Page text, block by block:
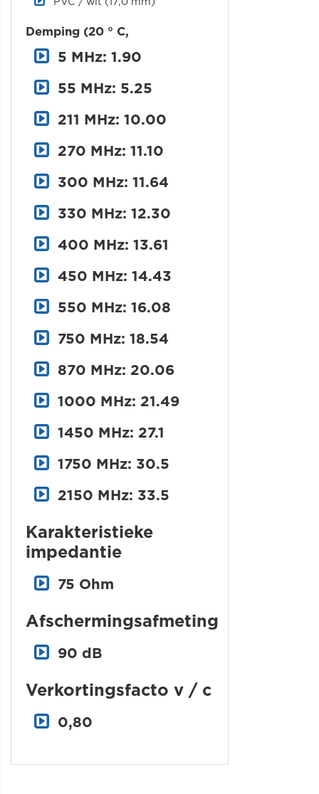
Demping (20 ° C,
5 MHz: 1.90
55 MHz: 5.25
211 MHz: 10.00
270 MHz: 11.10
300 MHz: 11.64
330 MHz: 12.30
400 MHz: 13.61
450 MHz: 14.43
550 MHz: 16.08
750 MHz: 18.54
870 MHz: 20.06
1000 MHz: 21.49
1450 MHz: 27.1
1750 MHz: 30.5
2150 MHz: 33.5
Karakteristieke
impedantie
75 Ohm
Afschermingsafmeting
90 dB
Verkortingsfacto v / c
0,80